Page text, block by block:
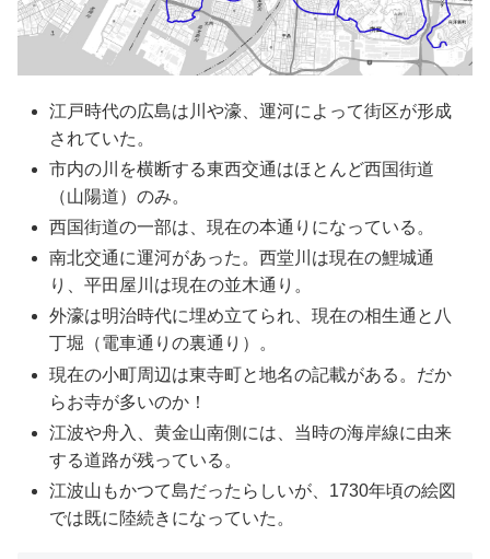
江戸時代の広島は川や濠、運河によって街区が形成
されていた。
市内の川を横断する東西交通はほとんど西国街道
（山陽道）のみ。
西国街道の一部は、現在の本通りになっている。
南北交通に運河があった。西堂川は現在の鯉城通
り、平田屋川は現在の並木通り。
外濠は明治時代に埋め立てられ、現在の相生通と八
丁堀（電車通りの裏通り）。
現在の小町周辺は東寺町と地名の記載がある。だか
らお寺が多いのか！
江波や舟入、黄金山南側には、当時の海岸線に由来
する道路が残っている。
江波山もかつて島だったらしいが、1730年頃の絵図
では既に陸続きになっていた。